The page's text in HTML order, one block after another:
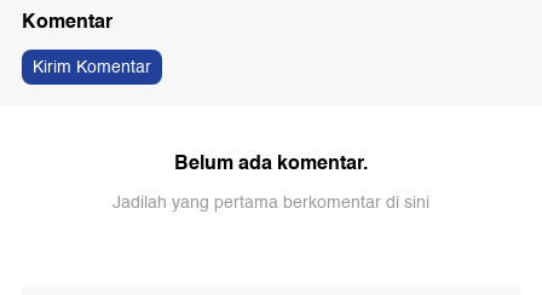
Komentar
Kirim Komentar
Belum ada komentar.
Jadilah yang pertama berkomentar di sini